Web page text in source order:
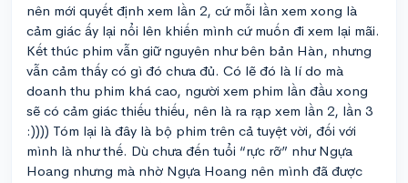
nên mới quyết định xem lần 2, cứ mỗi lần xem xong là
cảm giác ấy lại nổi lên khiến mình cứ muốn đi xem lại mãi.
Kết thúc phim vẫn giữ nguyên như bên bản Hàn, nhưng
vẫn cảm thấy có gì đó chưa đủ. Có lẽ đó là lí do mà
doanh thu phim khá cao, người xem phim lần đầu xong
sẽ có cảm giác thiếu thiếu, nên là ra rạp xem lần 2, lần 3
:)))) Tóm lại là đây là bộ phim trên cả tuyệt vời, đối với
mình là như thế. Dù chưa đến tuổi “rực rỡ” như Ngựa
Hoang nhưng mà nhờ Ngựa Hoang nên mình đã được